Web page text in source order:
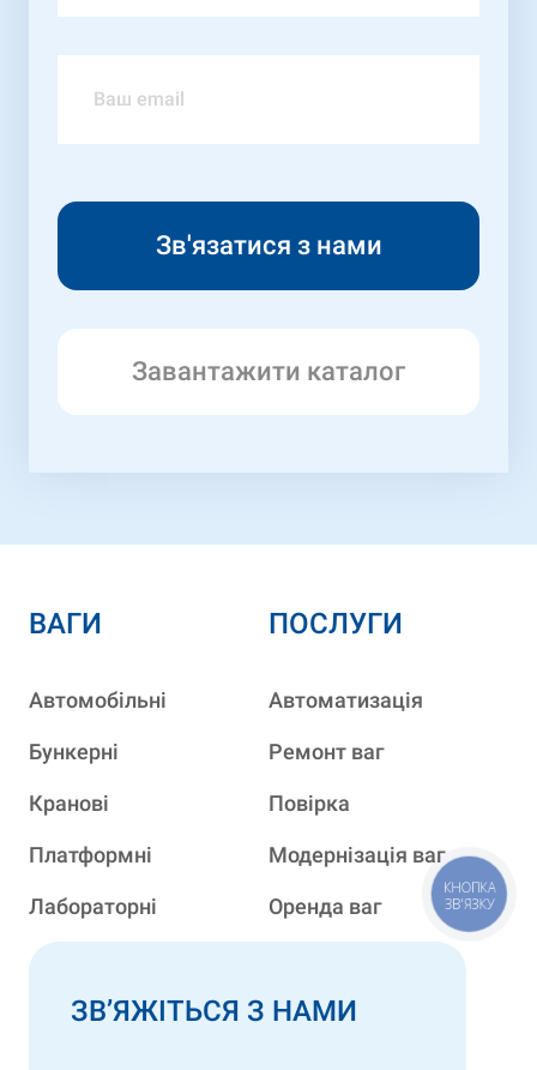
Завантажити каталог
ВАГИ
Автомобільні
Бункерні
Кранові
Платформні
Лабораторні
ПОСЛУГИ
Автоматизація
Ремонт ваг
Повірка
Модернізація ваг
Оренда ваг
ЗВ’ЯЖІТЬСЯ З НАМИ
КНОПКА
ЗВ'ЯЗКУ